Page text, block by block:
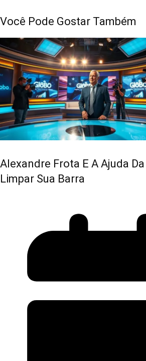
Você Pode Gostar Também
Alexandre Frota E A Ajuda
Limpar Sua Barra